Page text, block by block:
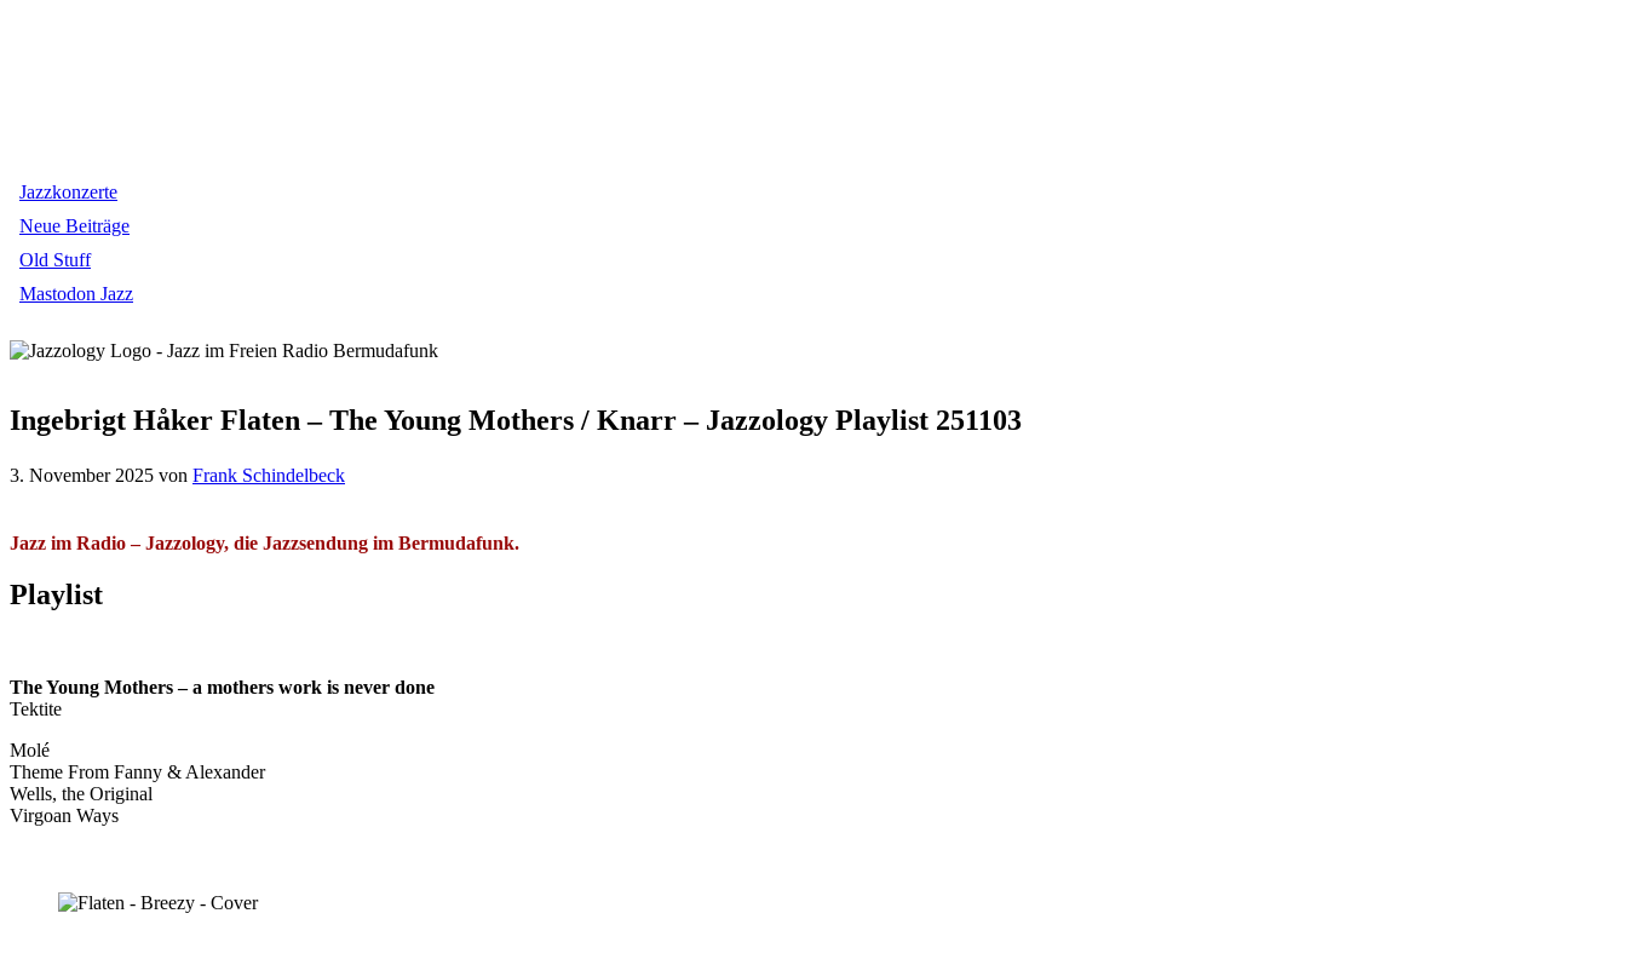
Jazzkonzerte
Neue Beiträge
Old Stuff
Mastodon Jazz
Ingebrigt Håker Flaten – The Young Mothers / Knarr – Jazzology Playlist 251103
3. November 2025 von Frank Schindelbeck
Jazz im Radio – Jazzology, die Jazzsendung im Bermudafunk.
Playlist
The Young Mothers – a mothers work is never done
Tektite
Molé
Theme From Fanny & Alexander
Wells, the Original
Virgoan Ways